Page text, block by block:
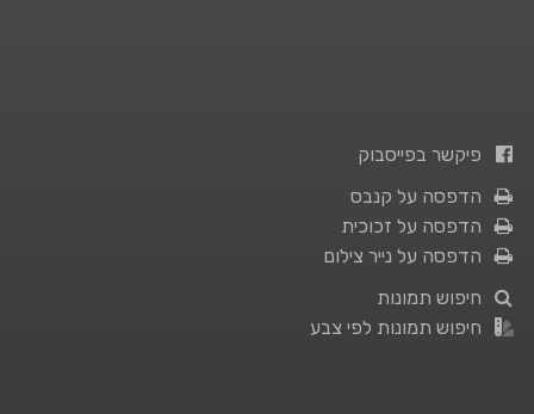
פיקשר בפייסבוק
הדפסה על קנבס
הדפסה על זכוכית
הדפסה על נייר צילום
חיפוש תמונות
חיפוש תמונות לפי צבע